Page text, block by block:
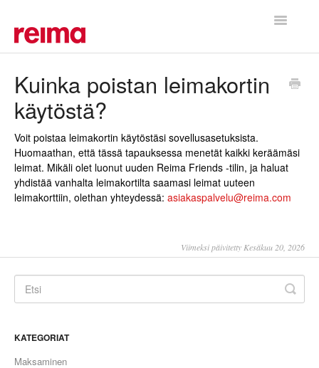
Toggle
Kuinka poistan leimakortin
käytöstä?
Voit poistaa leimakortin käytöstäsi sovellusasetuksista.
Huomaathan, että tässä tapauksessa menetät kaikki keräämäsi
leimat. Mikäli olet luonut uuden Reima Friends -tilin, ja haluat
yhdistää vanhalta leimakortilta saamasi leimat uuteen
leimakorttiin, olethan yhteydessä: asiakaspalvelu@reima.com
Viimeksi päivitetty Kesäkuu 20, 2026
KATEGORIAT
Maksaminen